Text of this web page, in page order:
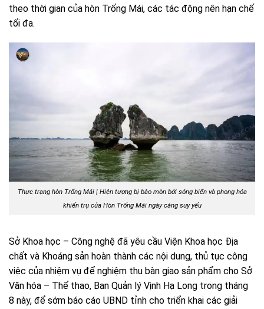
theo thời gian của hòn Trống Mái, các tác động nên hạn chế
tối đa.
Thực trạng hòn Trống Mái | Hiện tượng bị bào mòn bởi sóng biển và phong hóa
khiến trụ của Hòn Trống Mái ngày càng suy yếu
Sở Khoa học – Công nghệ đã yêu cầu Viện Khoa học Địa
chất và Khoáng sản hoàn thành các nội dung, thủ tục công
việc của nhiệm vụ để nghiệm thu bàn giao sản phẩm cho Sở
Văn hóa – Thể thao, Ban Quản lý Vịnh Hạ Long trong tháng
8 này, để sớm báo cáo UBND tỉnh cho triển khai các giải